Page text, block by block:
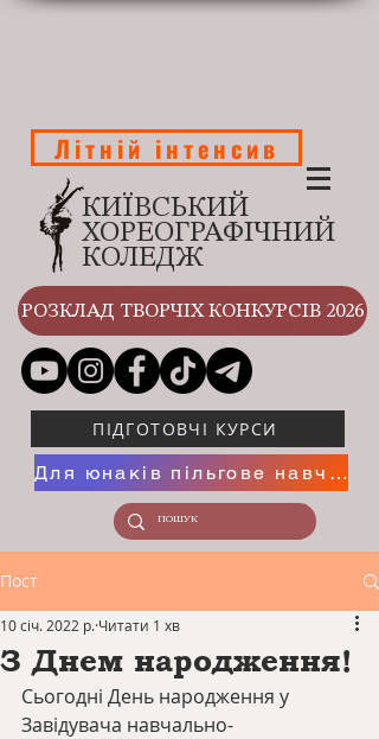
КИЇВСЬКИЙ
ХОРЕОГРАФІЧНИЙ
КОЛЕДЖ
Літній інтенсив
РОЗКЛАД ТВОРЧІХ КОНКУРСІВ 2026
ПІДГОТОВЧІ КУРСИ
Для юнаків пільгове навчання
Пост
З Днем народження!
10 січ. 2022 р. Читати 1 хв
Сьогодні День народження у
Завідувача навчально-